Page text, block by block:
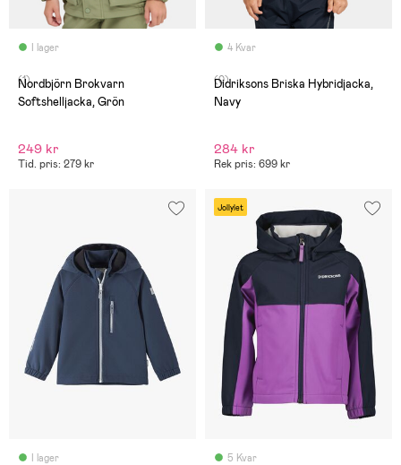
I lager
(1)
Nordbjörn Brokvarn
Softshelljacka, Grön
249 kr
Tid. pris: 279 kr
4 Kvar
(0)
Didriksons Briska Hybridjacka,
Navy
284 kr
Rek pris: 699 kr
I lager
Jollylet
5 Kvar